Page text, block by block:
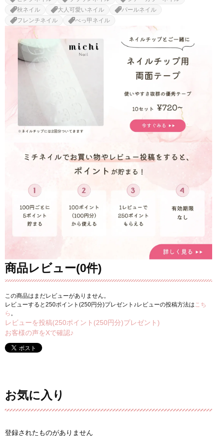
秋ネイル
大人可愛いネイル
パールネイル
フレンチネイル
べっ甲ネイル
商品レビュー(0件)
この商品はまだレビューがありません。
レビューすると250ポイント(250円分)プレゼント♪レビューの投稿方法は こち
ら 。
レビューを投稿(250ポイント(250円分)プレゼント)
お客様の声をXで確認♪
お気に入り
登録されたものがありません